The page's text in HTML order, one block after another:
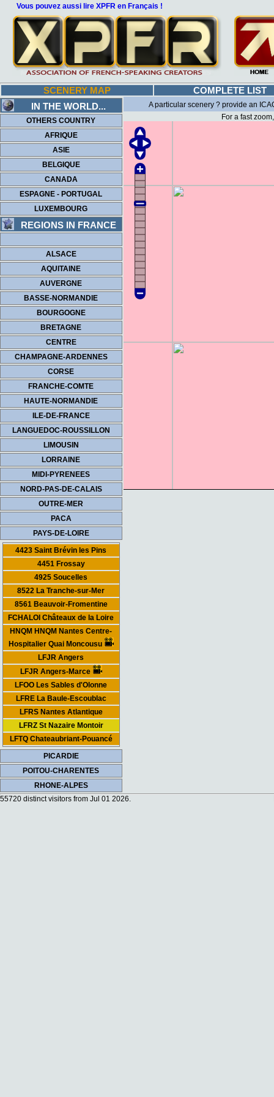
Vous pouvez aussi lire XPFR en Français !
SCENERY MAP
COMPLETE LIST
IN THE WORLD...
OTHERS COUNTRY
AFRIQUE
ASIE
BELGIQUE
CANADA
ESPAGNE - PORTUGAL
LUXEMBOURG
REGIONS IN FRANCE
ALSACE
AQUITAINE
AUVERGNE
BASSE-NORMANDIE
BOURGOGNE
BRETAGNE
CENTRE
CHAMPAGNE-ARDENNES
CORSE
FRANCHE-COMTE
HAUTE-NORMANDIE
ILE-DE-FRANCE
LANGUEDOC-ROUSSILLON
LIMOUSIN
LORRAINE
MIDI-PYRENEES
NORD-PAS-DE-CALAIS
OUTRE-MER
PACA
PAYS-DE-LOIRE
4423 Saint Brévin les Pins
4451 Frossay
4925 Soucelles
8522 La Tranche-sur-Mer
8561 Beauvoir-Fromentine
FCHALOI Châteaux de la Loire
HNQM HNQM Nantes Centre-
Hospitalier Quai Moncousu
LFJR Angers
LFJR Angers-Marce
LFOO Les Sables d'Olonne
LFRE La Baule-Escoublac
LFRS Nantes Atlantique
LFRZ St Nazaire Montoir
LFTQ Chateaubriant-Pouancé
PICARDIE
POITOU-CHARENTES
RHONE-ALPES
A particular scenery ? provide an
For a fast
55720 distinct visitors from Jul 01 2026.